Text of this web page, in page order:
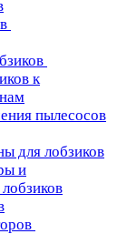
к
пылесосов
для лобзиков
и